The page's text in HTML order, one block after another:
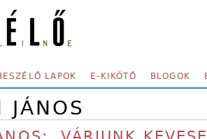
LAPOK E-KIKÖTŐ BLOGOK
JÁNOS